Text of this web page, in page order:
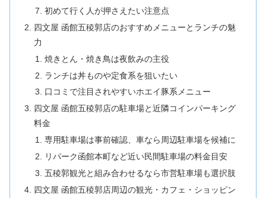
初めて行く人が押さえたい注意点
四文屋 函館五稜郭店のおすすめメニューとランチの魅
力
焼きとん・焼き鳥は夜飲みの主役
ランチは丼ものや定食系を狙いたい
口コミで注目されやすいホエイ豚系メニュー
四文屋 函館五稜郭店の駐車場と近隣コインパーキング
料金
専用駐車場は事前確認、車なら周辺駐車場を候補に
リパーク函館本町など近い民間駐車場の料金目安
五稜郭観光と組み合わせるなら市営駐車場も選択肢
四文屋 函館五稜郭店周辺の観光・カフェ・ショッピン